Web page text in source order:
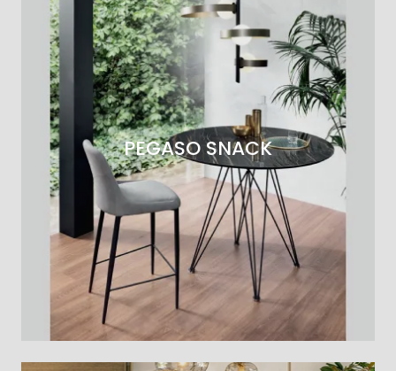
PEGASO SNACK